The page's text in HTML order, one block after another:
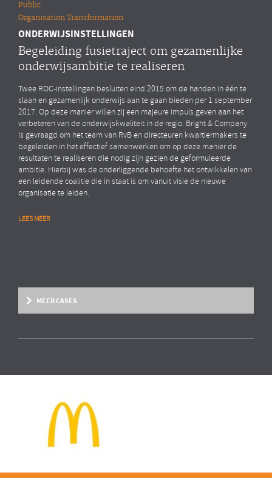
Public
Organisation Transformation
ONDERWIJSINSTELLINGEN
Begeleiding fusietraject om gezamenlijke
onderwijsambitie te realiseren
Twee ROC-instellingen besluiten eind 2015 om de handen in één te
slaan en gezamenlijk onderwijs aan te gaan bieden per 1 september
2017. Op deze manier willen zij een majeure impuls geven aan het
verbeteren van de onderwijskwaliteit in de regio. Bright & Company
is gevraagd om het team van RvB en directeuren kwartiermakers te
begeleiden in het effectief samenwerken om op deze manier de
resultaten te realiseren die nodig zijn gezien de geformuleerde
ambitie. Hierbij was de onderliggende behoefte het ontwikkelen van
een leidende coalitie die in staat is om vanuit visie de nieuwe
organisatie te leiden.
LEES MEER
Overige marktsegmenten
People Analytics
MULTINATIONAL CHEMIESECTOR
MEER CASES